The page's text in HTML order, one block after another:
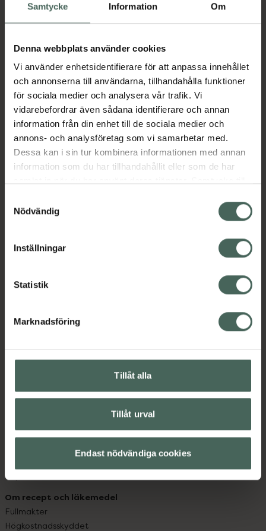
Samtycke Information Om
Denna webbplats använder cookies
Vi använder enhetsidentifierare för att anpassa innehållet
och annonserna till användarna, tillhandahålla funktioner
för sociala medier och analysera vår trafik. Vi
vidarebefordrar även sådana identifierare och annan
information från din enhet till de sociala medier och
annons- och analysföretag som vi samarbetar med.
Dessa kan i sin tur kombinera informationen med annan
information som du har tillhandahållit eller som de har
återkalla ditt samtycke via webbplatsens
cookieinställningar. Ett återkallat samtycke påverkar inte
lagligheten av behandling som skett innan återkallelsen.
Nödvändig
Inställningar
Statistik
Marknadsföring
Tillåt alla
Tillåt urval
Endast nödvändiga cookies
Aktuella erbjudanden
Beskrivning
05038256002955
Kronans Apotek finns här för dig. Du hittar oss från Skåne i
datorn. Oavsett vem du är så är det vårt uppdrag att
med oss.
Kundservice
Kontakta oss
Hitta apotek
Leverans, betalning och retur
Kundklubb
Köpvillkor
Om recept och läkemedel
Fullmakter
Högkostnadsskyddet